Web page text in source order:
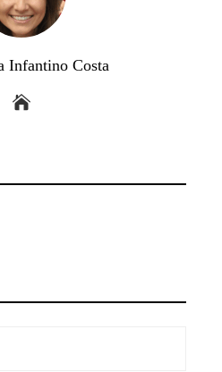
Infantino Costa